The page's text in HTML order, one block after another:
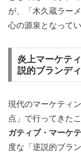
が、「木久蔵ラー
心の源泉となって
炎上マーケテ
説的ブランデ
現代のマーケティ
点」で行ってきたこ
ガティブ・マーケ
度な「逆説的ブラ